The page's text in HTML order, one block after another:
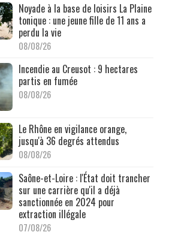
Noyade à la base de loisirs La Plaine
tonique : une jeune fille de 11 ans a
perdu la vie
08/08/26
Incendie au Creusot : 9 hectares
partis en fumée
08/08/26
Le Rhône en vigilance orange,
jusqu'à 36 degrés attendus
08/08/26
Saône-et-Loire : l'État doit trancher
sur une carrière qu'il a déjà
sanctionnée en 2024 pour
extraction illégale
07/08/26